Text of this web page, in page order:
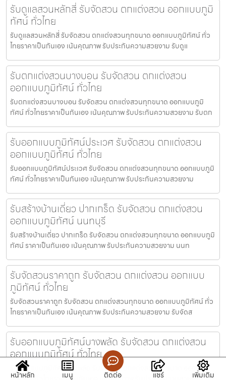
รับดูแลสวนหลักสี่ รับจัดสวน ตกแต่งสวน ออกแบบภูมิ
ทัศน์ ทั่วไทย
รับดูแลสวนหลักสี่ รับจัดสวน ตกแต่งสวนทุกขนาด ออกแบบภูมิทัศน์ ทั่ว
ไทยราคาเป็นกันเอง เน้นคุณภาพ รับประกันความสวยงาม รับดูแ
รับตกแต่งสวนบางบอน รับจัดสวน ตกแต่งสวน
ออกแบบภูมิทัศน์ ทั่วไทย
รับตกแต่งสวนบางบอน รับจัดสวน ตกแต่งสวนทุกขนาด ออกแบบภูมิ
ทัศน์ ทั่วไทยราคาเป็นกันเอง เน้นคุณภาพ รับประกันความสวยงาม รับตก
รับออกแบบภูมิทัศน์ประเวศ รับจัดสวน ตกแต่งสวน
ออกแบบภูมิทัศน์ ทั่วไทย
รับออกแบบภูมิทัศน์ประเวศ รับจัดสวน ตกแต่งสวนทุกขนาด ออกแบบภูมิ
ทัศน์ ทั่วไทยราคาเป็นกันเอง เน้นคุณภาพ รับประกันความสวยงาม
รับสร้างบ้านเดี่ยว ปากเกร็ด รับจัดสวน ตกแต่งสวน
ออกแบบภูมิทัศน์ นนทบุรี
รับสร้างบ้านเดี่ยว ปากเกร็ด รับจัดสวน ตกแต่งสวนทุกขนาด ออกแบบภูมิ
ทัศน์ ราคาเป็นกันเอง เน้นคุณภาพ รับประกันความสวยงาม นนท
รับจัดสวนราคาถูก รับจัดสวน ตกแต่งสวน ออกแบบ
ภูมิทัศน์ ทั่วไทย
รับจัดสวนราคาถูก รับจัดสวน ตกแต่งสวนทุกขนาด ออกแบบภูมิทัศน์ ทั่ว
ไทยราคาเป็นกันเอง เน้นคุณภาพ รับประกันความสวยงาม รับจัดส
รับออกแบบภูมิทัศน์บางพลัด รับจัดสวน ตกแต่งสวน
ออกแบบภูมิทัศน์ ทั่วไทย
รับออกแบบภูมิทัศน์บางพลัด รับจัดสวน ตกแต่งสวนทุกขนาด ออกแบบ
หน้าหลัก เมนู ติดต่อ แชร์ เพิ่มเติม